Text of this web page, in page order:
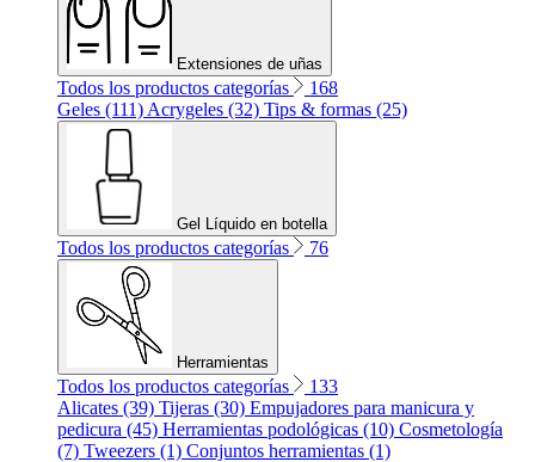
Extensiones de uñas
Todos los productos categorías
168
Geles (111) Acrygeles (32) Tips & formas (25)
Gel Líquido en botella
Todos los productos categorías 76
Herramientas
Todos los productos categorías
133
Alicates (39) Tijeras (30) Empujadores para manicura y
pedicura (45) Herramientas podológicas (10) Cosmetología
(7) Tweezers (1) Conjuntos herramientas (1)